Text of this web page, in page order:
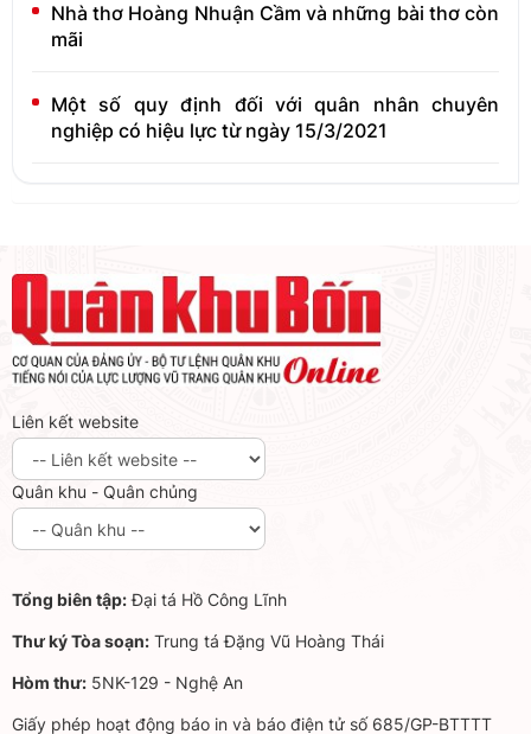
Nhà thơ Hoàng Nhuận Cầm và những bài thơ còn
mãi
Một số quy định đối với quân nhân chuyên
nghiệp có hiệu lực từ ngày 15/3/2021
Liên kết website
Quân khu - Quân chủng
Tổng biên tập:Đại tá Hồ Công Lĩnh
Thư ký Tòa soạn: Trung tá Đặng Vũ Hoàng Thái
Hòm thư: 5NK-129 - Nghệ An
Giấy phép hoạt động báo in và báo điện tử số 685/GP-BTTTT